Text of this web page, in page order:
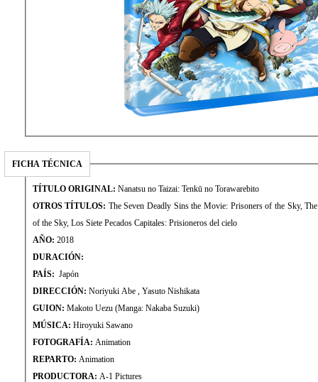
FICHA TÉCNICA
TÍTULO ORIGINAL: Nanatsu no Taizai: Tenkū no Torawarebito
OTROS TÍTULOS: The Seven Deadly Sins the Movie: Prisoners of the Sky,
of the Sky, Los Siete Pecados Capitales: Prisioneros del cielo
AÑO: 2018
DURACIÓN:
PAÍS: Japón
DIRECCIÓN:
Noriyuki Abe , Yasuto Nishikata
GUION: Makoto Uezu (Manga: Nakaba Suzuki)
MÚSICA: Hiroyuki Sawano
FOTOGRAFÍA: Animation
REPARTO: Animation
PRODUCTORA: A-1 Pictures